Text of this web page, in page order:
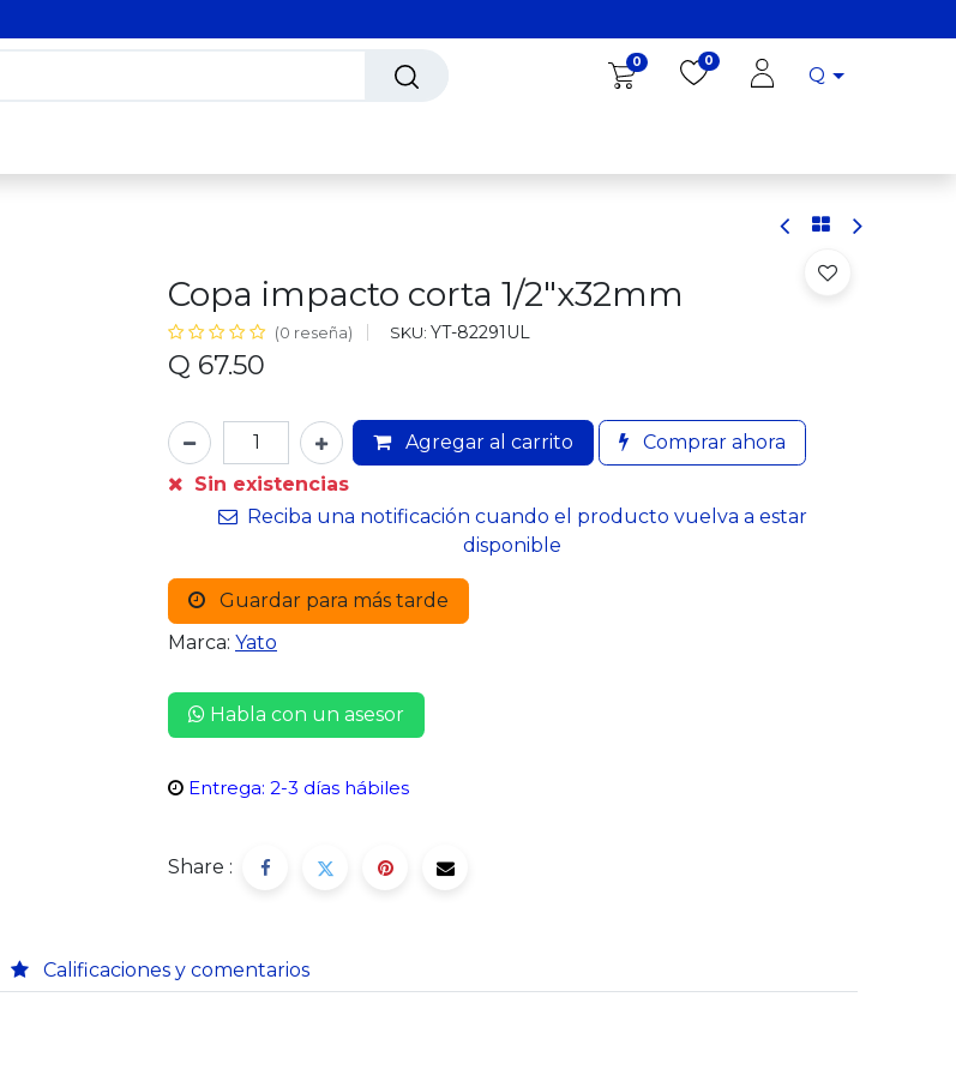
0 0
Q
Copa impacto corta 1/2"x32mm
(0 reseña) SKU: YT-82291UL
Q 67.50
Agregar al carrito
Comprar ahora
Sin existencias
Reciba una notificación cuando el producto vuelva a estar
disponible
Guardar para más tarde
Marca: Yato
Habla con un asesor
Entrega: 2-3 días hábiles
Share :
Calificaciones y comentarios